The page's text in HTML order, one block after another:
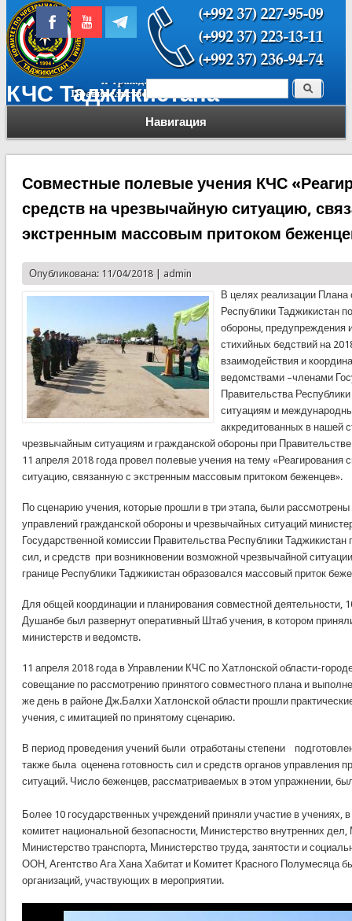
КЧС Таджикистана
Навигация
Форма поиска Поиск
Совместные полевые учения КЧС
средств на чрезвычайную ситуацию,
экстренным массовым притоком
Опубликована: 11/04/2018 | admin
В целях реализации Плана
Республики Таджикистан
обороны, предупреждения
стихийных бедствий на
взаимодействия и
ведомствами –членами
Правительства
ситуациям и
аккредитованных в нашей
чрезвычайным ситуациям и гражданской обороны при
11 апреля 2018 года провел полевые учения на тему «Реагирования
ситуацию, связанную с экстренным массовым притоком беженцев».
По сценарию учения, которые прошли в три этапа, были рассмотрены
управлений гражданской обороны и чрезвычайных ситуаций
Государственной комиссии Правительства Республики
сил, и средств при возникновении возможной чрезвычайной
границе Республики Таджикистан образовался массовый приток
Для общей координации и планирования совместной деятельности,
Душанбе был развернут оперативный Штаб учения, в котором
министерств и ведомств.
11 апреля 2018 года в Управлении КЧС по Хатлонской области-
совещание по рассмотрению принятого совместного плана и
же день в районе Дж.Балхи Хатлонской области прошли
учения, с имитацией по принятому сценарию.
В период проведения учений были отработаны степени
также была оценена готовность сил и средств органов управления
ситуаций. Число беженцев, рассматриваемых в этом упражнении,
Более 10 государственных учреждений приняли участие в учениях,
комитет национальной безопасности, Министерство внутренних
Министерство транспорта, Министерство труда, занятости и
ООН, Агентство Ага Хана Хабитат и Комитет Красного Полумесяца
организаций, участвующих в мероприятии.